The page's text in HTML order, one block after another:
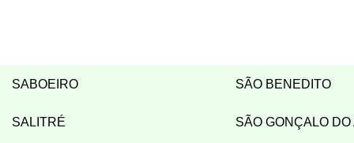
SABOEIRO SÃO BENEDITO
SALITRÉ SÃO GONÇALO